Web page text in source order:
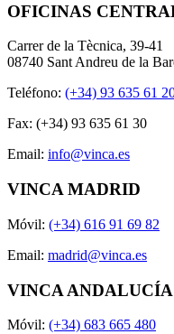
OFICINAS
Carrer de la Tècnica, 39-41
08740 Sant Andreu de la
Teléfono: (+34) 93 635 61
Fax: (+34) 93 635 61 30
Email: info@vinca.es
VINCA MADRID
Móvil: (+34) 616 91 69 82
Email: madrid@vinca.es
VINCA ANDALUCÍA
Móvil: (+34) 683 665 480